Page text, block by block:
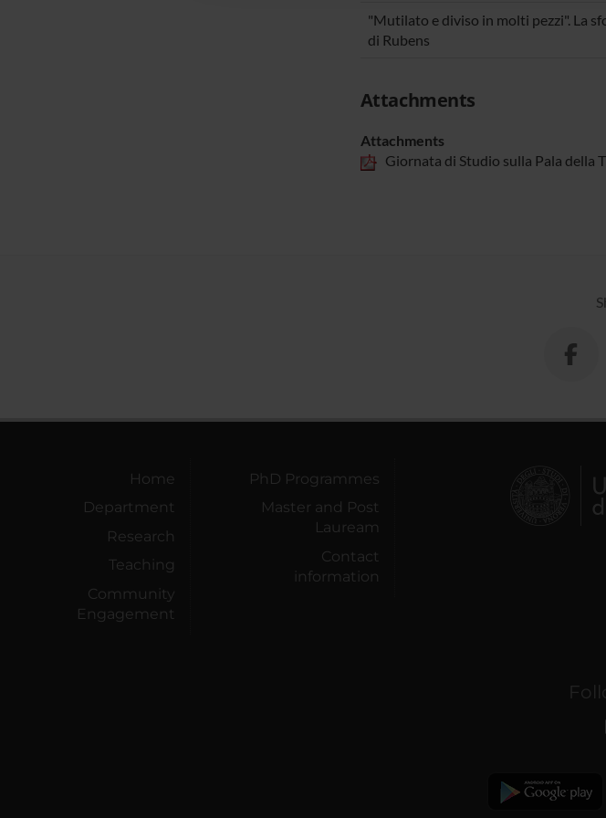
"Mutilato e diviso in molti pezzi". La
di Rubens
Attachments
Attachments
Giornata di Studio sulla Pala della
Home
Department
Research
Teaching
Community
Engagement
PhD Programmes
Master and Post
Lauream
Contact
information